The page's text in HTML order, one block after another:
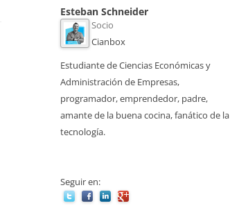
Esteban Schneider
Socio
Cianbox
Estudiante de Ciencias Económicas y
Administración de Empresas,
programador, emprendedor, padre,
amante de la buena cocina, fanático de la
tecnología.
Seguir en: